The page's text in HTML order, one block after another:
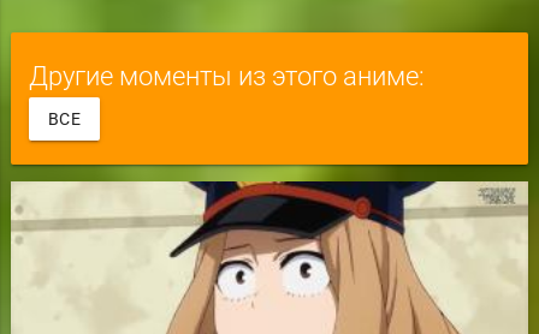
Другие моменты из этого аниме:
ВСЕ